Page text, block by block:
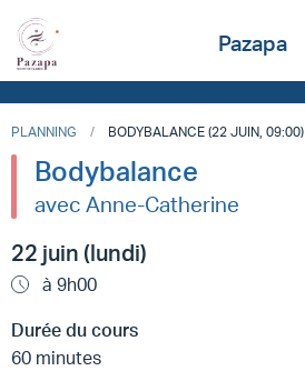
Pazapa
PLANNING BODYBALANCE (22 JUIN, 09:00)
Bodybalance
avec Anne-Catherine
22 juin (lundi)
à 9h00
Durée du cours
60 minutes